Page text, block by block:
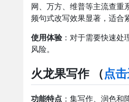
网、万方、维普等主流查重
频句式改写效果显著，适合
使用体验：对于需要快速处
风险。
火龙果写作（点
功能特点 ：集写作、润色